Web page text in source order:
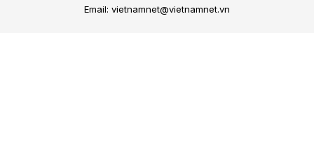
Email: vietnamnet@vietnamnet.vn